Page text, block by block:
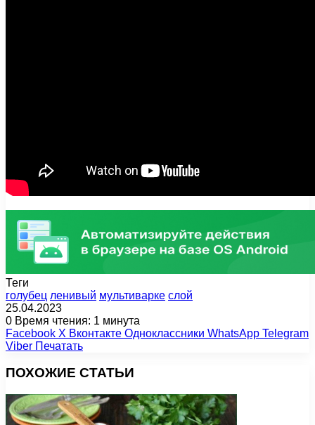
Теги
голубец ленивый мультиварке слой
25.04.2023
0 Время чтения: 1 минута
Facebook X Вконтакте Одноклассники WhatsApp Telegram
Viber Печатать
ПОХОЖИЕ СТАТЬИ